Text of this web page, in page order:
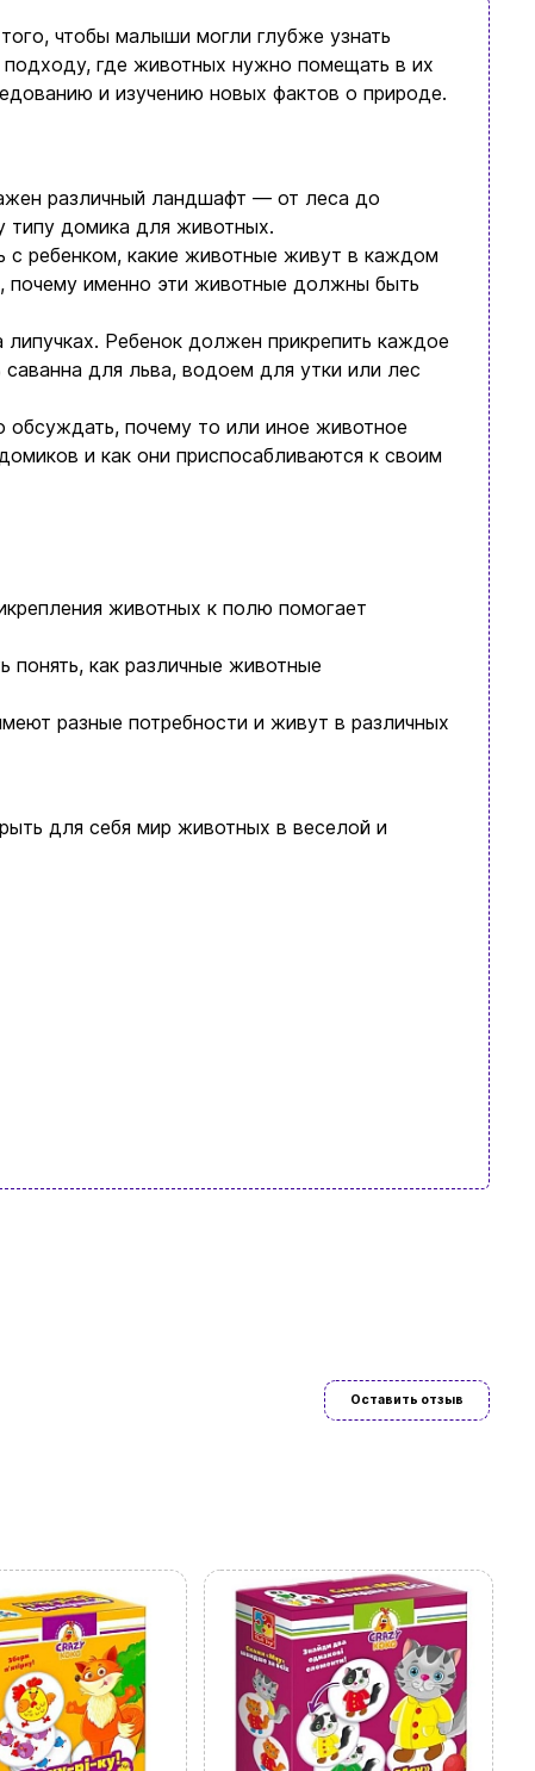
чтобы малыши могли глубже узнать
где животных нужно помещать в их
и изучению новых фактов о природе.
различный ландшафт — от леса до
типу домика для животных.
с ребенком, какие животные живут в каждом
почему именно эти животные должны быть
Ребенок должен прикрепить каждое
для льва, водоем для утки или лес
почему то или иное животное
и как они приспосабливаются к своим
животных к полю помогает
как различные животные
разные потребности и живут в различных
для себя мир животных в веселой и
Оставить отзыв